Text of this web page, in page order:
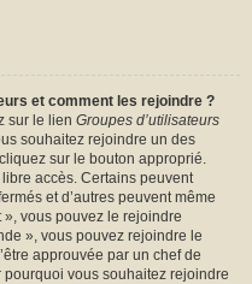
et comment les rejoindre ?
sur le lien Groupes d’utilisateurs
souhaitez rejoindre un des
sur le bouton approprié.
accès. Certains peuvent
et d’autres peuvent même
vous pouvez le rejoindre
», vous pouvez rejoindre le
approuvée par un chef de
vous souhaitez rejoindre